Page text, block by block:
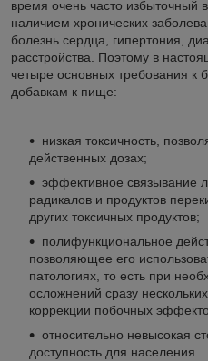
время очень часто избыточный
наличием хронических
болезнь сердца, гипертония,
расстройства. Поэтому в
четыре основных требования к
добавкам к пище:
низкая токсичность,
действенных дозах;
эффективное связывание
радикалов и продуктов
других токсичных продуктов;
полифункциональное
позволяющее его
патологиях, то есть при
осложнений сразу
коррекции побочных
относительно невысокая
доступность для населения.